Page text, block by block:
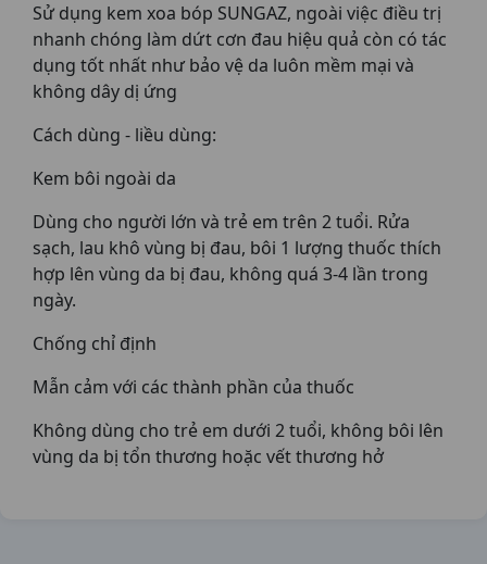
Sử dụng kem xoa bóp SUNGAZ, ngoài việc điều trị
nhanh chóng làm dứt cơn đau hiệu quả còn có tác
dụng tốt nhất như bảo vệ da luôn mềm mại và
không dây dị ứng
Cách dùng - liều dùng:
Kem bôi ngoài da
Dùng cho người lớn và trẻ em trên 2 tuổi. Rửa
sạch, lau khô vùng bị đau, bôi 1 lượng thuốc thích
hợp lên vùng da bị đau, không quá 3-4 lần trong
ngày.
Chống chỉ định
Mẫn cảm với các thành phần của thuốc
Không dùng cho trẻ em dưới 2 tuổi, không bôi lên
vùng da bị tổn thương hoặc vết thương hở